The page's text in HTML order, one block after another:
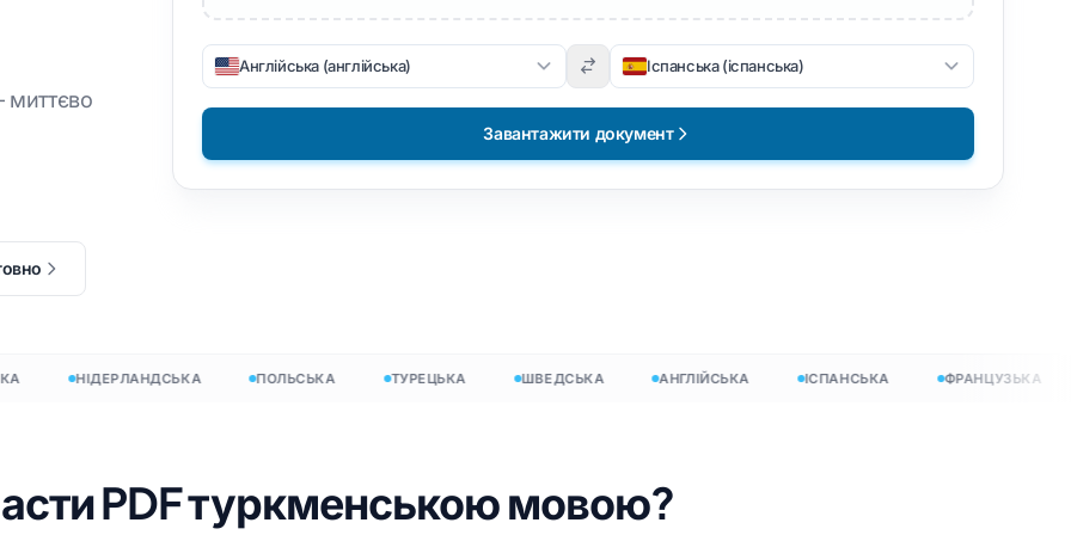
DOCX в TXT
EPUB у PDF
Філіппінець
Фінська
миттєво
Англійська (англійська) Іспанська (іспанська)
Завантажити документ
НІДЕРЛАНДСЬКА ПОЛЬСЬКА ТУРЕЦЬКА ШВЕДСЬКА АНГЛІЙСЬКА ІСПАНСЬКА ФРАНЦУЗЬКА
PDF туркменською мовою?